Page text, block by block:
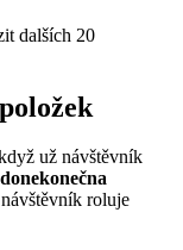
dalších 20
už návštěvník
donekonečna
roluje